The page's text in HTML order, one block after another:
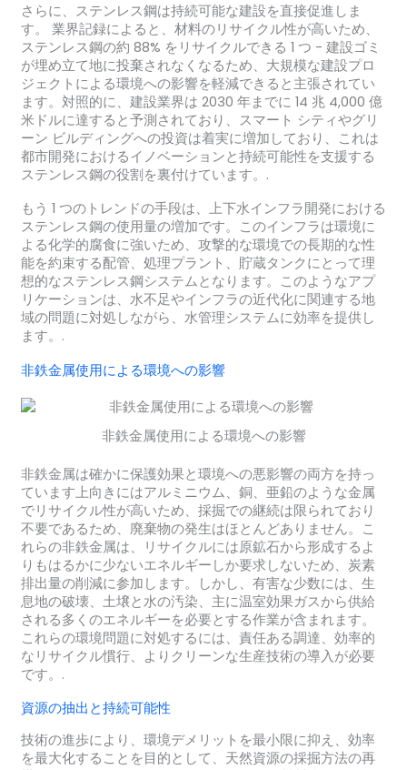
さらに、ステンレス鋼は持続可能な建設を直接促進しま
す。 業界記録によると、材料のリサイクル性が高いため、
ステンレス鋼の約 88% をリサイクルできる 1 つ - 建設ゴミ
が埋め立て地に投棄されなくなるため、大規模な建設プロ
ジェクトによる環境への影響を軽減できると主張されてい
ます。対照的に、建設業界は 2030 年までに 14 兆 4,000 億
米ドルに達すると予測されており、スマート シティやグリ
ーン ビルディングへの投資は着実に増加しており、これは
都市開発におけるイノベーションと持続可能性を支援する
ステンレス鋼の役割を裏付けています。.
もう 1 つのトレンドの手段は、上下水インフラ開発における
ステンレス鋼の使用量の増加です。このインフラは環境に
よる化学的腐食に強いため、攻撃的な環境での長期的な性
能を約束する配管、処理プラント、貯蔵タンクにとって理
想的なステンレス鋼システムとなります。このようなアプ
リケーションは、水不足やインフラの近代化に関連する地
域の問題に対処しながら、水管理システムに効率を提供し
ます。.
非鉄金属使用による環境への影響
非鉄金属使用による環境への影響
非鉄金属は確かに保護効果と環境への悪影響の両方を持っ
ています上向きにはアルミニウム、銅、亜鉛のような金属
でリサイクル性が高いため、採掘での継続は限られており
不要であるため、廃棄物の発生はほとんどありません。こ
れらの非鉄金属は、リサイクルには原鉱石から形成するよ
りもはるかに少ないエネルギーしか要求しないため、炭素
排出量の削減に参加します。しかし、有害な少数には、生
息地の破壊、土壌と水の汚染、主に温室効果ガスから供給
される多くのエネルギーを必要とする作業が含まれます。
これらの環境問題に対処するには、責任ある調達、効率的
なリサイクル慣行、よりクリーンな生産技術の導入が必要
です。.
資源の抽出と持続可能性
技術の進歩により、環境デメリットを最小限に抑え、効率
を最大化することを目的として、天然資源の採掘方法の再